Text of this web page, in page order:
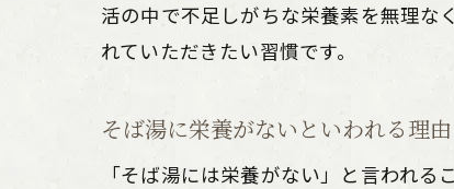
活の中で不足しがちな栄養素を無理な
れていただきたい習慣です。
そば湯に栄養がないといわれる理
「そば湯には栄養がない」と言われ